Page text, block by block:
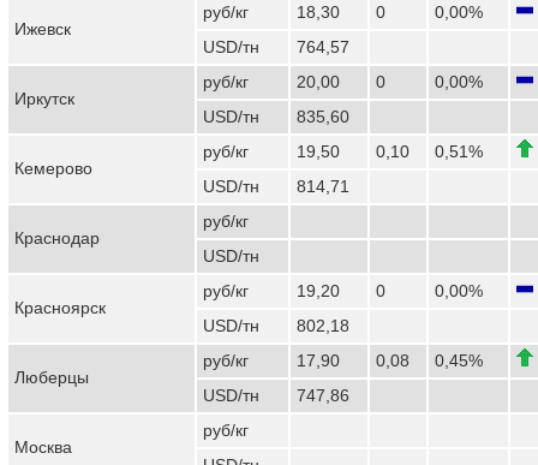
Ижевск
руб/кг 18,30 0
0,00%
USD/тн
764,57
Иркутск
руб/кг 20,00 0
0,00%
USD/тн
835,60
Кемерово
руб/кг 19,50 0,10
0,51%
USD/тн
814,71
Краснодар
руб/кг
USD/тн
Красноярск
руб/кг 19,20 0
0,00%
USD/тн
802,18
Люберцы
руб/кг 17,90 0,08
0,45%
USD/тн
747,86
Москва
руб/кг